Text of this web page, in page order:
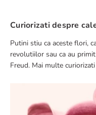
Curiorizati despre
Putini stiu ca aceste flori,
revolutiilor sau ca au
Freud. Mai multe